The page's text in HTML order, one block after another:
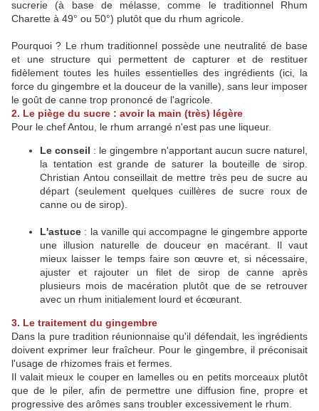
sucrerie (à base de mélasse, comme le traditionnel Rhum
Charette à 49° ou 50°) plutôt que du rhum agricole.
Pourquoi ? Le rhum traditionnel possède une neutralité de base
et une structure qui permettent de capturer et de restituer
fidèlement toutes les huiles essentielles des ingrédients (ici, la
force du gingembre et la douceur de la vanille), sans leur imposer
le goût de canne trop prononcé de l'agricole.
2. Le piège du sucre : avoir la main (très) légère
Pour le chef Antou, le rhum arrangé n'est pas une liqueur.
Le conseil : le gingembre n'apportant aucun sucre naturel,
la tentation est grande de saturer la bouteille de sirop.
Christian Antou conseillait de mettre très peu de sucre au
départ (seulement quelques cuillères de sucre roux de
canne ou de sirop).
L'astuce : la vanille qui accompagne le gingembre apporte
une illusion naturelle de douceur en macérant. Il vaut
mieux laisser le temps faire son œuvre et, si nécessaire,
ajuster et rajouter un filet de sirop de canne après
plusieurs mois de macération plutôt que de se retrouver
avec un rhum initialement lourd et écœurant.
3. Le traitement du gingembre
Dans la pure tradition réunionnaise qu'il défendait, les ingrédients
doivent exprimer leur fraîcheur. Pour le gingembre, il préconisait
l'usage de rhizomes frais et fermes.
Il valait mieux le couper en lamelles ou en petits morceaux plutôt
que de le piler, afin de permettre une diffusion fine, propre et
progressive des arômes sans troubler excessivement le rhum.